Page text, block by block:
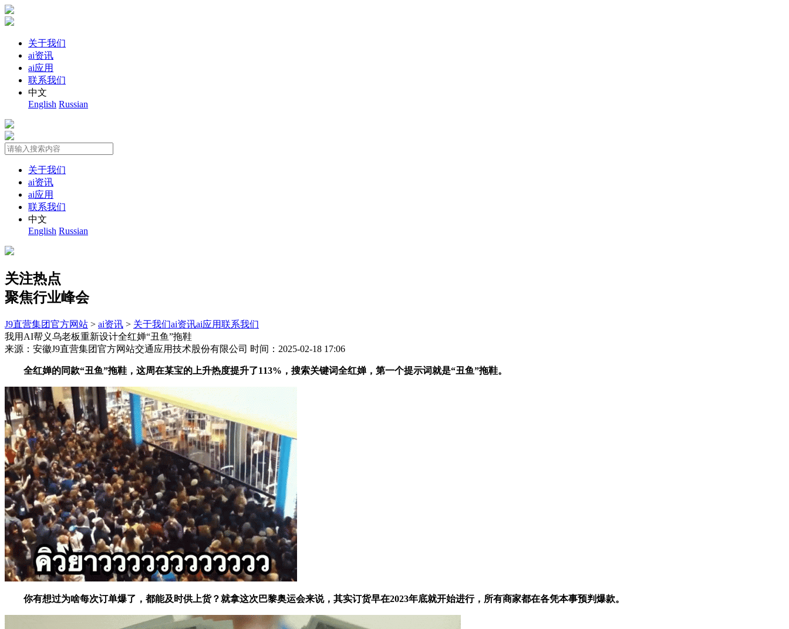
关于我们
ai资讯
ai应用
联系我们
中文
English Russian
关于我们
ai资讯
ai应用
联系我们
中文
English Russian
关注热点
聚焦行业峰会
J9直营集团官方网站 > ai资讯 > 关于我们ai资讯ai应用联系我们
我用AI帮义乌老板重新设计全红婵“丑鱼”拖鞋
来源：安徽J9直营集团官方网站交通应用技术股份有限公司 时间：2025-02-18 17:06
全红婵的同款“丑鱼”拖鞋，这周在某宝的上升热度提升了113%，搜索关键词全红婵，第一个提示词就是“丑鱼”拖鞋。
你有想过为啥每次订单爆了，都能及时供上货？就拿这次巴黎奥运会来说，其实订货早在2023年底就开始进行，所有商家都在各凭本事预判爆款。